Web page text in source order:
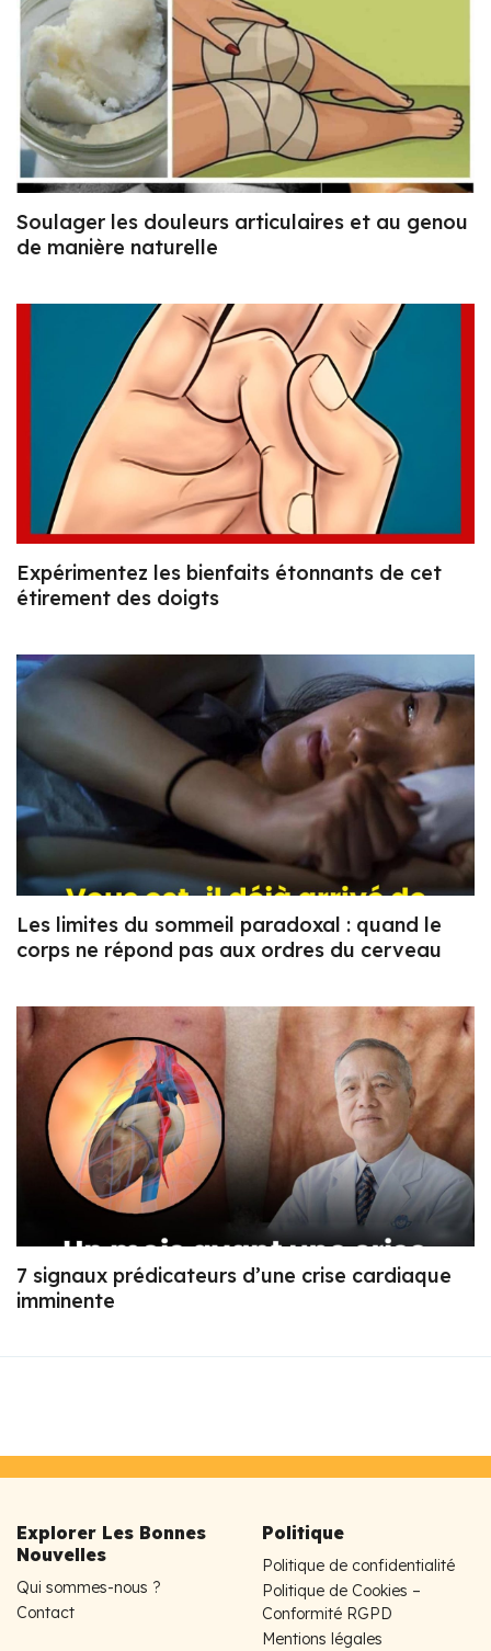
Soulager les douleurs articulaires et au genou
de manière naturelle
Expérimentez les bienfaits étonnants de cet
étirement des doigts
Les limites du sommeil paradoxal : quand le
corps ne répond pas aux ordres du cerveau
7 signaux prédicateurs d’une crise cardiaque
imminente
Explorer Les Bonnes
Nouvelles
Qui sommes-nous ?
Contact
Politique
Politique de confidentialité
Politique de Cookies –
Conformité RGPD
Mentions légales